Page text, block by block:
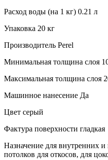
Расход воды (на 1 кг) 0.21 л
Упаковка 20 кг
Производитель Perel
Минимальная толщина слоя
Максимальная толщина слоя
Машинное нанесение Да
Цвет серый
Фактура поверхности гладкая
Назначение для внутренних
потолков для откосов, для